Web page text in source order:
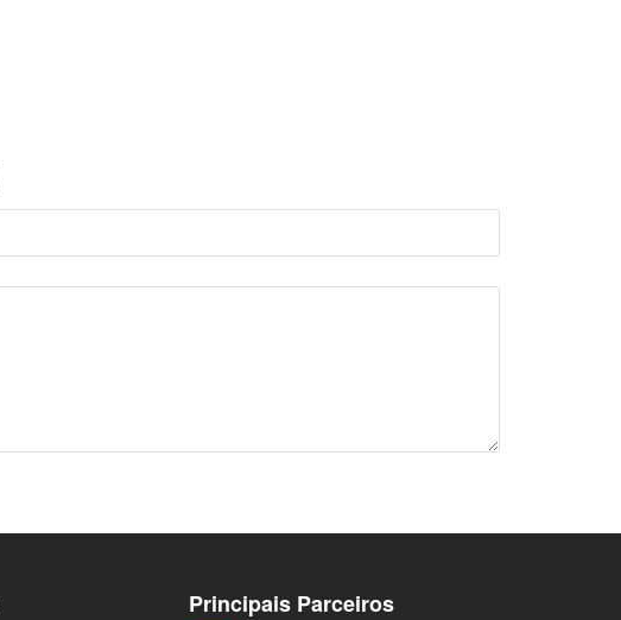
Principais Parceiros